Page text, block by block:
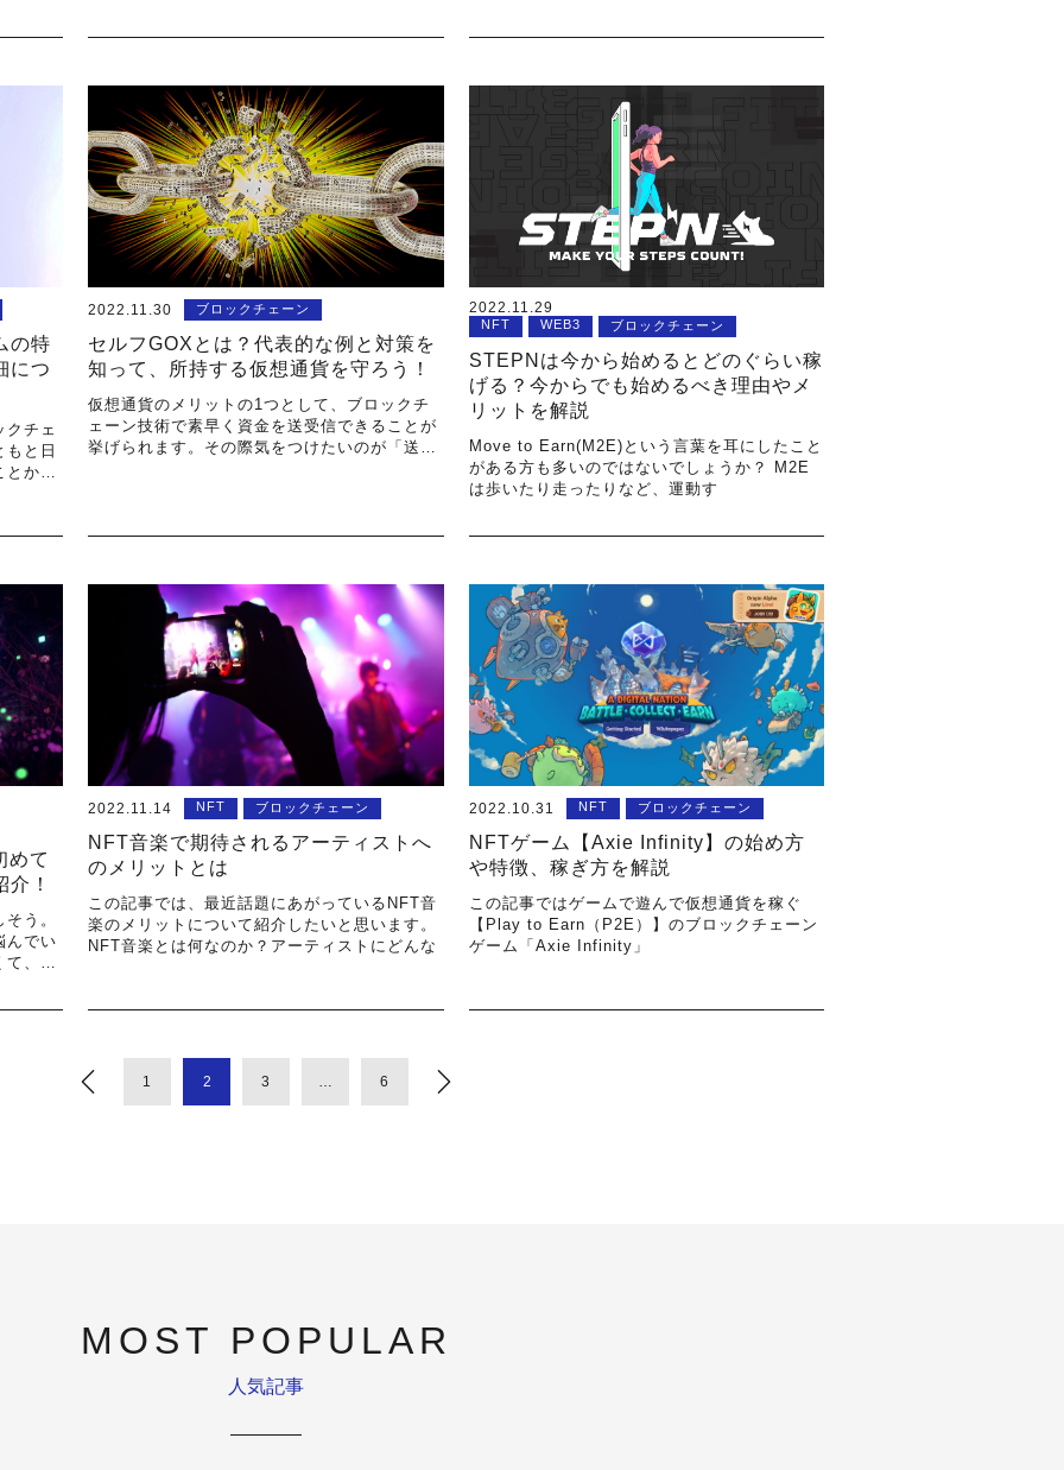
の特
につ
クチェ
と日
とか
2022.11.30 ブロックチェーン
セルフGOXとは？代表的な例と対策を
知って、所持する仮想通貨を守ろう！
仮想通貨のメリットの1つとして、ブロックチ
ェーン技術で素早く資金を送受信できることが
挙げられます。その際気をつけたいのが「送金
2022.11.29
NFT WEB3 ブロックチェーン
STEPNは今から始めるとどのぐらい稼
げる？今からでも始めるべき理由やメ
リットを解説
Move to Earn(M2E)という言葉を耳にしたこと
がある方も多いのではないでしょうか？ M2E
は歩いたり走ったりなど、運動す
めて
！
う。
んでい
、
2022.11.14 NFT ブロックチェーン
NFT音楽で期待されるアーティストへ
のメリットとは
この記事では、最近話題にあがっているNFT音
楽のメリットについて紹介したいと思います。
NFT音楽とは何なのか？アーティストにどんな
2022.10.31 NFT ブロックチェーン
NFTゲーム【Axie Infinity】の始め方
や特徴、稼ぎ方を解説
この記事ではゲームで遊んで仮想通貨を稼ぐ
【Play to Earn（P2E）】のブロックチェーン
ゲーム「Axie Infinity」
1 2 3 … 6
MOST POPULAR
人気記事